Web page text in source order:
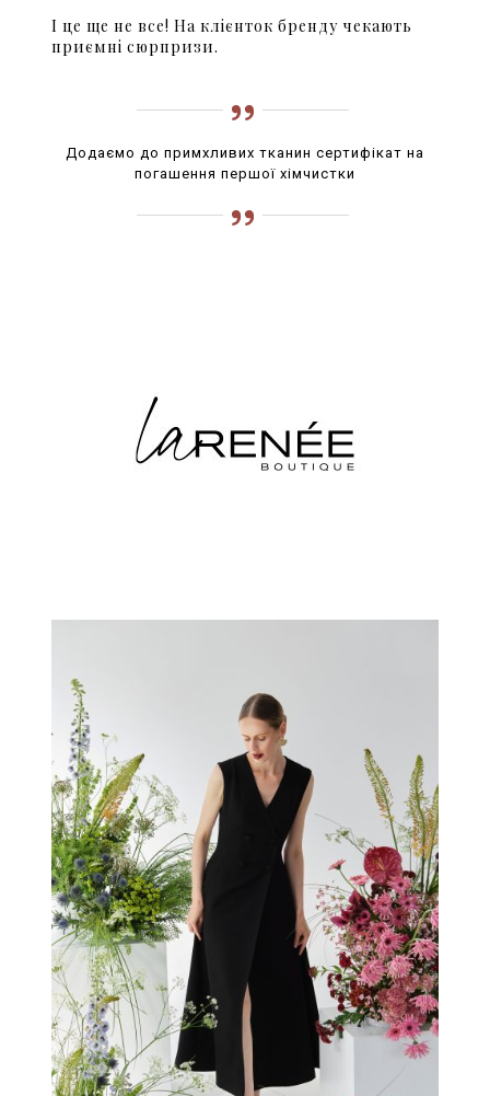
І це ще не все! На клієнток бренду чекають
приємні сюрпризи.
Додаємо до примхливих тканин сертифікат на
погашення першої хімчистки